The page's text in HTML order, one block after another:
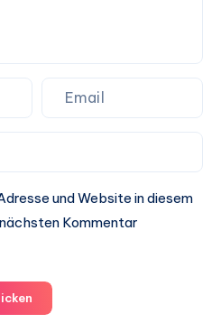
und Website in diesem
Kommentar